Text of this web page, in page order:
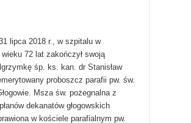
lipca 2018 r., w szpitalu w
wieku 72 lat zakończył swoją
śp. ks. kan. dr Stanisław
proboszcz parafii pw. św.
Msza św. pożegnalna z
dekanatów głogowskich
w kościele parafialnym pw.